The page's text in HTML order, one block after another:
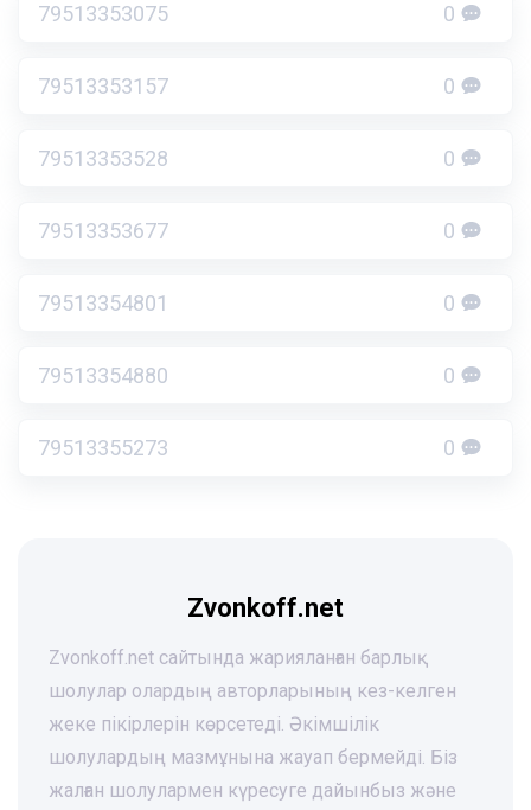
79513353075 0
79513353157 0
79513353528 0
79513353677 0
79513354801 0
79513354880 0
79513355273 0
Zvonkoff.net
Zvonkoff.net сайтында жарияланған барлық
шолулар олардың авторларының кез-келген
жеке пікірлерін көрсетеді. Әкімшілік
шолулардың мазмұнына жауап бермейді. Біз
жалған шолулармен күресуге дайынбыз және